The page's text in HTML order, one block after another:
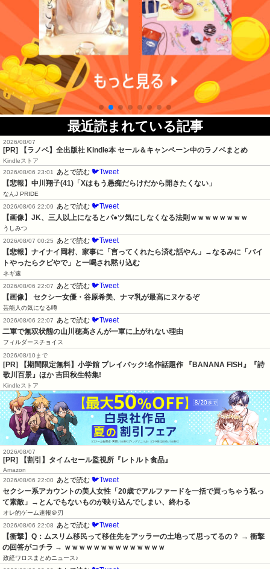
最近読まれている記事
2026/08/07
[PR] 【ラノベ】全出版社 Kindle本 セール＆キャンペーン中のラノベまとめ
Kindleストア
2026/08/06 23:01
あとで読む 🐦Tweet
【悲報】中川翔子(41)「Xはもう愚痴だらけだから開きたくない」
なんJ PRIDE
2026/08/06 22:09
あとで読む 🐦Tweet
【画像】JK、三人以上になるとパ●ツ気にしなくなる法則ｗｗｗｗｗｗｗｗ
うしみつ
2026/08/07 00:25
あとで読む 🐦Tweet
【悲報】ナイナイ岡村、家事に「言ってくれたら済む話やん」→なるみに「バイ
トやったらクビやで」と一喝され黙り込む
ネギ速
2026/08/06 22:07
あとで読む 🐦Tweet
【画像】 セクシー女優・谷原希美、ナマ乳が最高にヌケるぞ
芸能人の気になる噂
2026/08/06 22:07
あとで読む 🐦Tweet
二軍で無双状態の山川穂高さんが一軍に上がれない理由
フィルダースチョイス
2026/08/10まで
[PR] 【期間限定無料】小学館 プレイバック!名作話題作 『BANANA FISH』『詩
歌川百景』ほか 吉田秋生特集!
Kindleストア
2026/08/07
[PR] 【割引】タイムセール監視所『レトルト食品』
Amazon
2026/08/06 22:00
あとで読む 🐦Tweet
セクシー系アカウントの美人女性「20歳でアルファードを一括で買っちゃう私っ
て素敵」→とんでもないものが映り込んでしまい、終わる
オレ的ゲーム速報＠刃
2026/08/06 22:08
あとで読む 🐦Tweet
【衝撃】Q：ムスリム移民って移住先をアッラーの土地って思ってるの？ → 衝撃
の回答がコチラ → ｗｗｗｗｗｗｗｗｗｗｗｗｗｗ
政経ワロスまとめニュース♪